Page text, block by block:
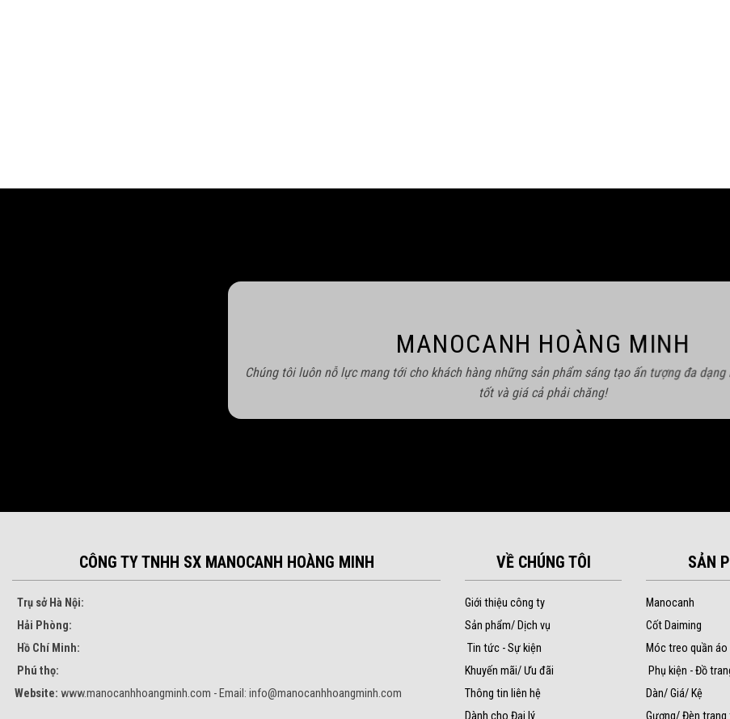
MANOCANH HOÀNG MINH
Chúng tôi luôn nỗ lực mang tới cho khách hàng những sản phẩm sáng tạo ấn tượng đa
tốt và giá cả phải chăng!
CÔNG TY TNHH SX MANOCANH HOÀNG MINH
Trụ sở Hà Nội:
Hải Phòng:
Hồ Chí Minh:
Phú thọ:
Website: www.manocanhhoangminh.com - Email: info@manocanhhoangminh.com
VỀ CHÚNG TÔI
Giới thiệu công ty
Sản phẩm/ Dịch vụ
Tin tức - Sự kiện
Khuyến mãi/ Ưu đãi
Thông tin liên hệ
Dành cho Đại lý
SẢN
Manocanh
Cốt Daiming
Móc treo quần áo
Phụ kiện - Đồ
Dàn/ Giá/ Kệ
Gương/ Đèn trang